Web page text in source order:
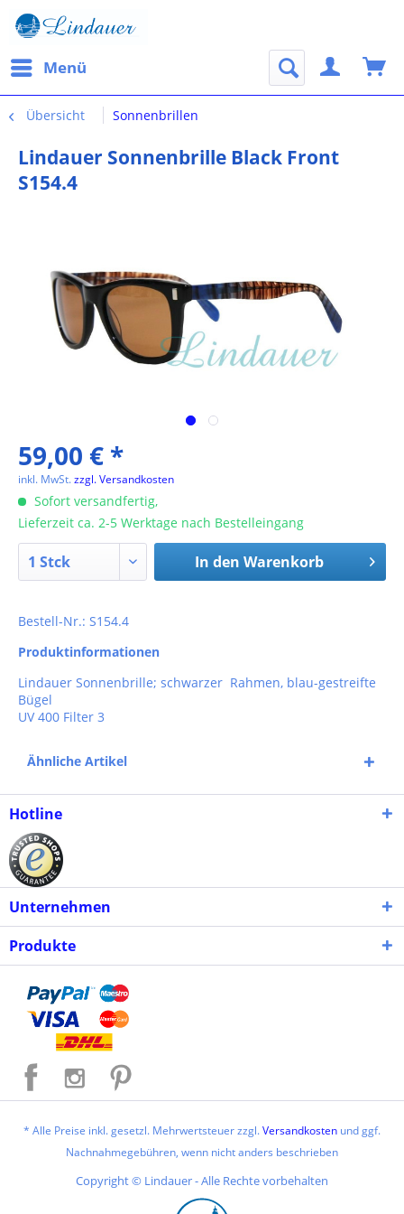
Menü
Übersicht Sonnenbrillen
Lindauer Sonnenbrille Black Front
S154.4
59,00 € *
inkl. MwSt.zzgl. Versandkosten
Sofort versandfertig,
Lieferzeit ca. 2-5 Werktage nach Bestelleingang
In den Warenkorb
Bestell-Nr.: S154.4
Produktinformationen
Lindauer Sonnenbrille; schwarzer Rahmen, blau-gestreifte
Bügel
UV 400 Filter 3
Ähnliche Artikel
Hotline
Unternehmen
Produkte
* Alle Preise inkl. gesetzl. Mehrwertsteuer zzgl.Versandkosten und ggf.
Nachnahmegebühren, wenn nicht anders beschrieben
Copyright © Lindauer - Alle Rechte vorbehalten